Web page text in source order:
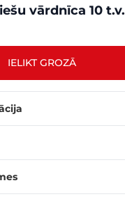
vārdnīca 10 t.v.
IELIKT GROZĀ